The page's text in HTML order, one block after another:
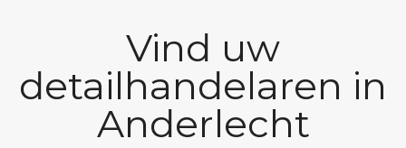
Vind uw
detailhandelaren in
Anderlecht